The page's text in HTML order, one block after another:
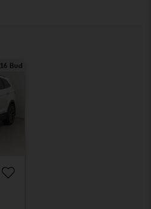
16 Bud